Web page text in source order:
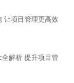
让项目管理更高效
解析 提升项目管